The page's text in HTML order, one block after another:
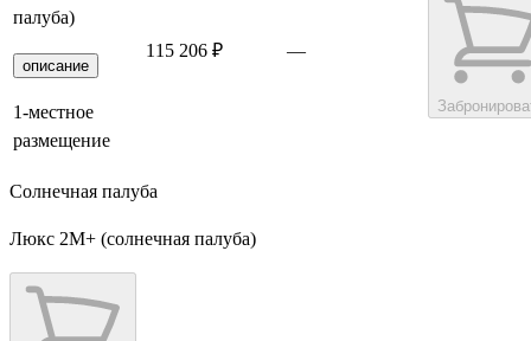
палуба)
описание
1-местное
размещение
115 206 ₽ —
Солнечная палуба
Люкс 2М+ (солнечная палуба)